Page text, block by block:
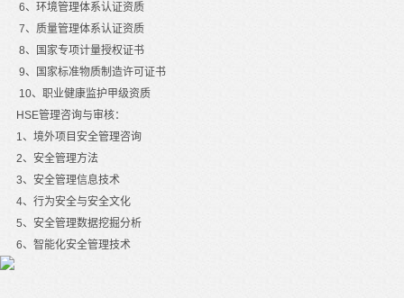
6、环境管理体系认证资质
7、质量管理体系认证资质
8、国家专项计量授权证书
9、国家标准物质制造许可证书
10、职业健康监护甲级资质
HSE管理咨询与审核：
1、境外项目安全管理咨询
2、安全管理方法
3、安全管理信息技术
4、行为安全与安全文化
5、安全管理数据挖掘分析
6、智能化安全管理技术